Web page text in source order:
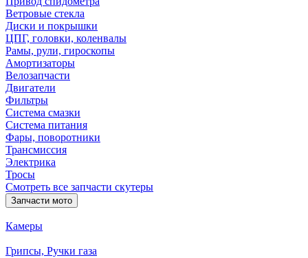
Ветровые стекла
Диски и покрышки
ЦПГ, головки, коленвалы
Рамы, рули, гироскопы
Амортизаторы
Велозапчасти
Двигатели
Фильтры
Система смазки
Система питания
Фары, поворотники
Трансмиссия
Электрика
Тросы
Смотреть все запчасти скутеры
Запчасти мото
Камеры
Грипсы, Ручки газа